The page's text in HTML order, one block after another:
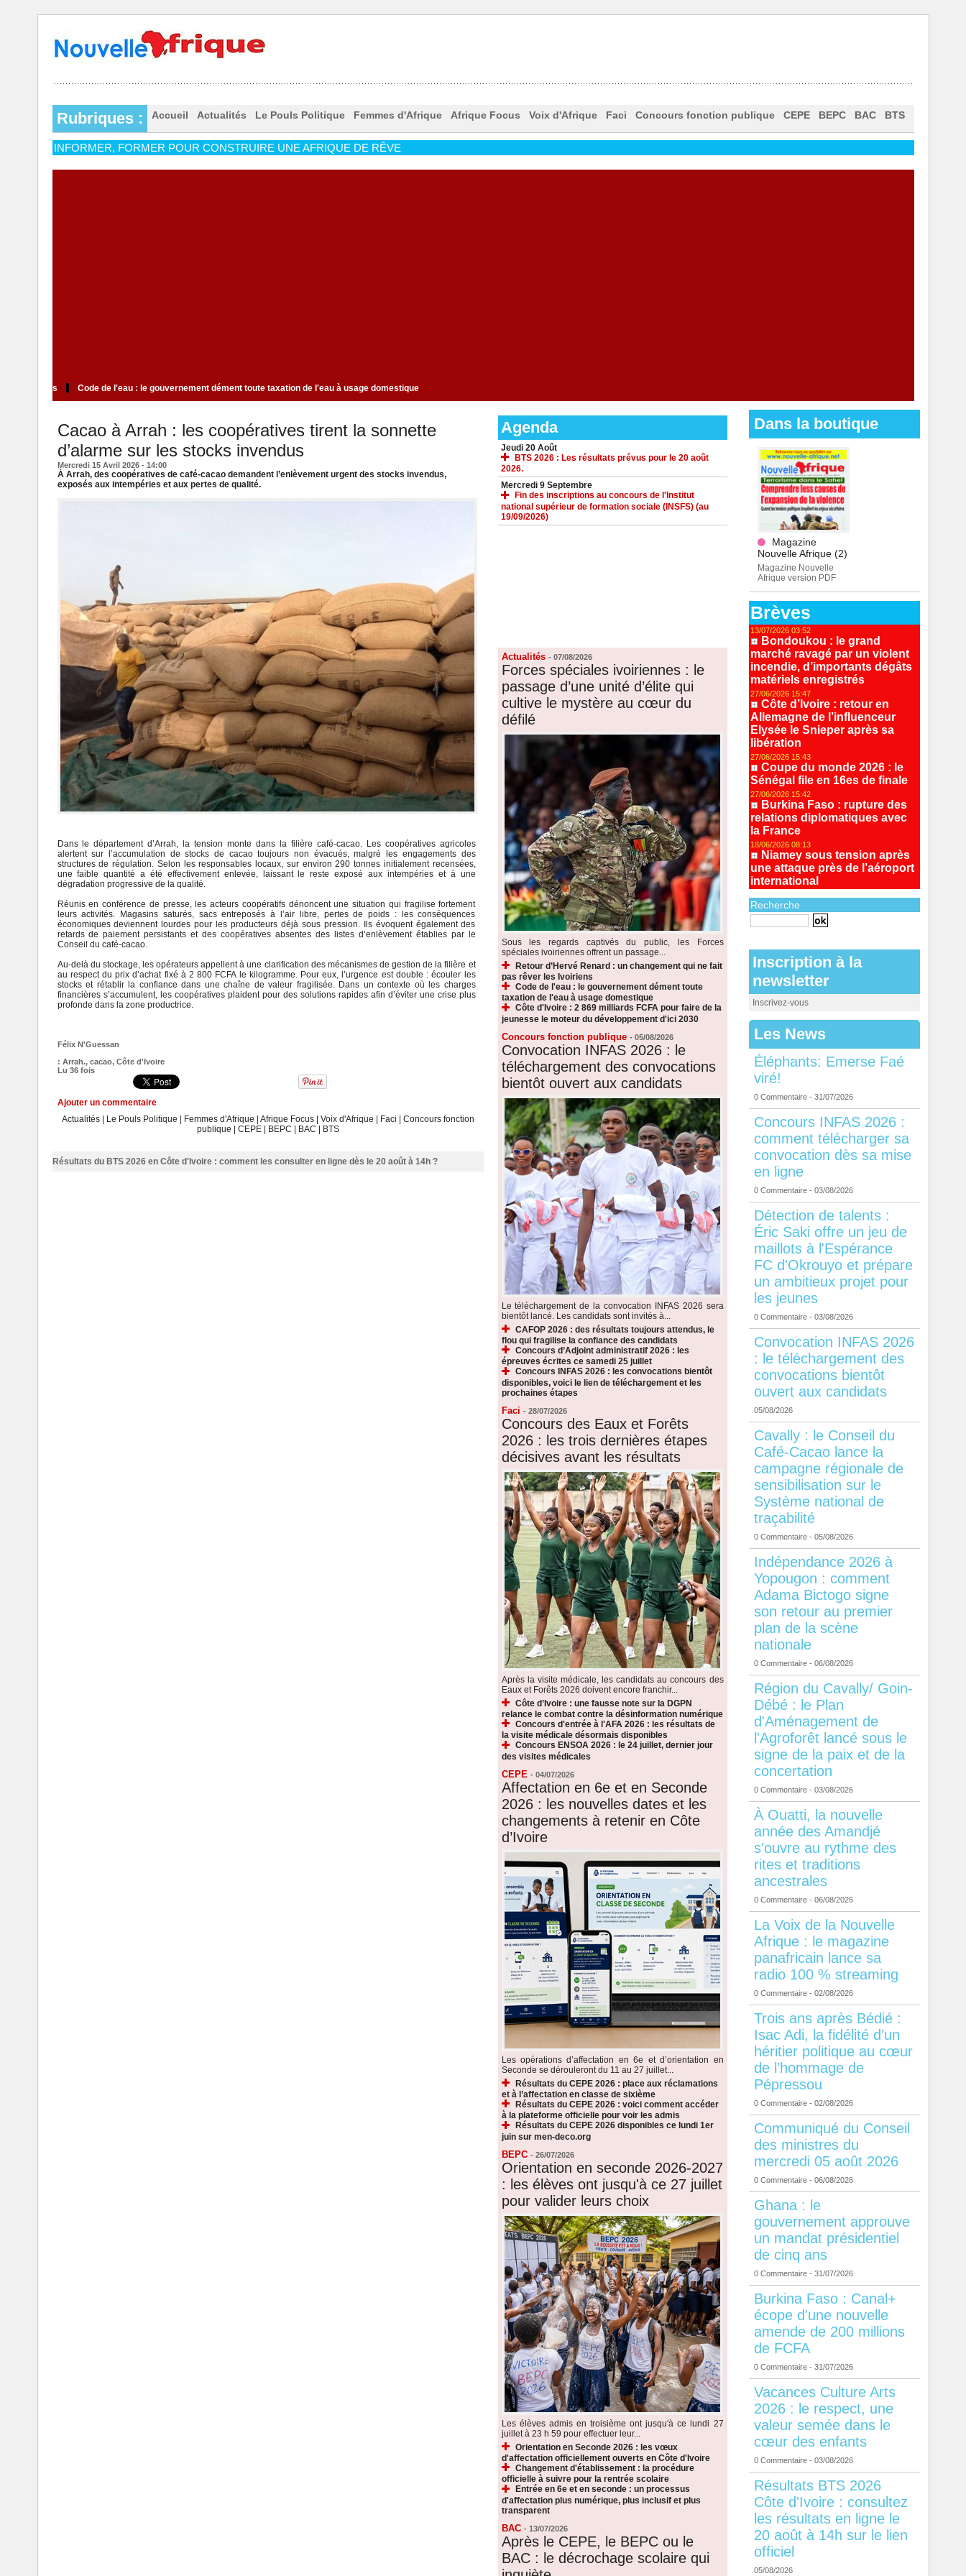
Rubriques : Accueil Actualités Le Pouls Politique Femmes d'Afrique Afrique Focus Voix d'Afrique Faci Concours fonction publique CEPE BEPC BAC BTS
INFORMER, FORMER POUR CONSTRUIRE UNE AFRIQUE DE RÊVE
qui ne fait pas rêver les Ivoiriens Code de l'eau : le gouvernement dément toute taxation de l'eau à usage domestique
Cacao à Arrah : les coopératives tirent la sonnette
d’alarme sur les stocks invendus
Mercredi 15 Avril 2026 - 14:00
À Arrah, des coopératives de café-cacao demandent l’enlèvement urgent des stocks invendus,
exposés aux intempéries et aux pertes de qualité.
Dans le département d’Arrah, la tension monte dans la filière café-cacao. Les coopératives agricoles
alertent sur l’accumulation de stocks de cacao toujours non évacués, malgré les engagements des
structures de régulation. Selon les responsables locaux, sur environ 290 tonnes initialement recensées,
une faible quantité a été effectivement enlevée, laissant le reste exposé aux intempéries et à une
dégradation progressive de la qualité.
Réunis en conférence de presse, les acteurs coopératifs dénoncent une situation qui fragilise fortement
leurs activités. Magasins saturés, sacs entreposés à l’air libre, pertes de poids : les conséquences
économiques deviennent lourdes pour les producteurs déjà sous pression. Ils évoquent également des
retards de paiement persistants et des coopératives absentes des listes d’enlèvement établies par le
Conseil du café-cacao.
Au-delà du stockage, les opérateurs appellent à une clarification des mécanismes de gestion de la filière et
au respect du prix d’achat fixé à 2 800 FCFA le kilogramme. Pour eux, l’urgence est double : écouler les
stocks et rétablir la confiance dans une chaîne de valeur fragilisée. Dans un contexte où les charges
financières s’accumulent, les coopératives plaident pour des solutions rapides afin d’éviter une crise plus
profonde dans la zone productrice.
Félix N'Guessan
: Arrah., cacao, Côte d'Ivoire
Lu 36 fois
Ajouter un commentaire
Actualités
Le Pouls Politique Femmes d'Afrique Afrique Focus Voix d'Afrique Faci
Concours fonction
publique
CEPE BEPC BAC BTS
Résultats du BTS 2026 en Côte d'Ivoire : comment les consulter en ligne dès le 20 août à 14h ?
Agenda
Jeudi 20 Août
BTS 2026 : Les résultats prévus pour le 20 août
2026.
Mercredi 9 Septembre
Fin des inscriptions au concours de l'Institut
national supérieur de formation sociale (INSFS) (au
19/09/2026)
Actualités - 07/08/2026
Forces spéciales ivoiriennes : le
passage d’une unité d’élite qui
cultive le mystère au cœur du
défilé
Sous les regards captivés du public, les Forces
spéciales ivoiriennes offrent un passage...
Retour d’Hervé Renard : un changement qui ne fait
pas rêver les Ivoiriens
Code de l'eau : le gouvernement dément toute
taxation de l'eau à usage domestique
Côte d'Ivoire : 2 869 milliards FCFA pour faire de la
jeunesse le moteur du développement d'ici 2030
Concours fonction publique - 05/08/2026
Convocation INFAS 2026 : le
téléchargement des convocations
bientôt ouvert aux candidats
Le téléchargement de la convocation INFAS 2026 sera
bientôt lancé. Les candidats sont invités à...
CAFOP 2026 : des résultats toujours attendus, le
flou qui fragilise la confiance des candidats
Concours d’Adjoint administratif 2026 : les
épreuves écrites ce samedi 25 juillet
Concours INFAS 2026 : les convocations bientôt
disponibles, voici le lien de téléchargement et les
prochaines étapes
Faci - 28/07/2026
Concours des Eaux et Forêts
2026 : les trois dernières étapes
décisives avant les résultats
Après la visite médicale, les candidats au concours des
Eaux et Forêts 2026 doivent encore franchir...
Côte d’Ivoire : une fausse note sur la DGPN
relance le combat contre la désinformation numérique
Concours d'entrée à l'AFA 2026 : les résultats de
la visite médicale désormais disponibles
Concours ENSOA 2026 : le 24 juillet, dernier jour
des visites médicales
CEPE - 04/07/2026
Affectation en 6e et en Seconde
2026 : les nouvelles dates et les
changements à retenir en Côte
d’Ivoire
Les opérations d’affectation en 6e et d’orientation en
Seconde se dérouleront du 11 au 27 juillet...
Résultats du CEPE 2026 : place aux réclamations
et à l’affectation en classe de sixième
Résultats du CEPE 2026 : voici comment accéder
à la plateforme officielle pour voir les admis
Résultats du CEPE 2026 disponibles ce lundi 1er
juin sur men-deco.org
BEPC - 26/07/2026
Orientation en seconde 2026-2027
: les élèves ont jusqu'à ce 27 juillet
pour valider leurs choix
Les élèves admis en troisième ont jusqu'à ce lundi 27
juillet à 23 h 59 pour effectuer leur...
Orientation en Seconde 2026 : les vœux
d'affectation officiellement ouverts en Côte d'Ivoire
Changement d'établissement : la procédure
officielle à suivre pour la rentrée scolaire
Entrée en 6e et en seconde : un processus
d'affectation plus numérique, plus inclusif et plus
transparent
BAC - 13/07/2026
Après le CEPE, le BEPC ou le
BAC : le décrochage scolaire qui
Dans la boutique
Magazine
Nouvelle Afrique (2)
Magazine Nouvelle
Afrique version PDF
Brèves
13/07/2026 03:52
Bondoukou : le grand
marché ravagé par un violent
incendie, d’importants dégâts
matériels enregistrés
27/06/2026 15:47
Côte d’Ivoire : retour en
Allemagne de l’influenceur
Elysée le Snieper après sa
libération
27/06/2026 15:43
Coupe du monde 2026 : le
Sénégal file en 16es de finale
27/06/2026 15:42
Burkina Faso : rupture des
relations diplomatiques avec
la France
18/06/2026 08:13
Niamey sous tension après
une attaque près de l’aéroport
international
Recherche
Inscription à la
newsletter
Inscrivez-vous
Les News
Éléphants: Emerse Faé
viré!
0 Commentaire - 31/07/2026
Concours INFAS 2026 :
comment télécharger sa
convocation dès sa mise
en ligne
0 Commentaire - 03/08/2026
Détection de talents :
Éric Saki offre un jeu de
maillots à l'Espérance
FC d'Okrouyo et prépare
un ambitieux projet pour
les jeunes
0 Commentaire - 03/08/2026
Convocation INFAS 2026
: le téléchargement des
convocations bientôt
ouvert aux candidats
05/08/2026
Cavally : le Conseil du
Café-Cacao lance la
campagne régionale de
sensibilisation sur le
Système national de
traçabilité
0 Commentaire - 05/08/2026
Indépendance 2026 à
Yopougon : comment
Adama Bictogo signe
son retour au premier
plan de la scène
nationale
0 Commentaire - 06/08/2026
Région du Cavally/ Goin-
Débé : le Plan
d'Aménagement de
l'Agroforêt lancé sous le
signe de la paix et de la
concertation
0 Commentaire - 03/08/2026
À Ouatti, la nouvelle
année des Amandjé
s'ouvre au rythme des
rites et traditions
ancestrales
0 Commentaire - 06/08/2026
La Voix de la Nouvelle
Afrique : le magazine
panafricain lance sa
radio 100 % streaming
0 Commentaire - 02/08/2026
Trois ans après Bédié :
Isac Adi, la fidélité d’un
héritier politique au cœur
de l’hommage de
Pépressou
0 Commentaire - 02/08/2026
Communiqué du Conseil
des ministres du
mercredi 05 août 2026
0 Commentaire - 06/08/2026
Ghana : le
gouvernement approuve
un mandat présidentiel
de cinq ans
0 Commentaire - 31/07/2026
Burkina Faso : Canal+
écope d'une nouvelle
amende de 200 millions
de FCFA
0 Commentaire - 31/07/2026
Vacances Culture Arts
2026 : le respect, une
valeur semée dans le
cœur des enfants
0 Commentaire - 03/08/2026
Résultats BTS 2026
Côte d'Ivoire : consultez
les résultats en ligne le
20 août à 14h sur le lien
officiel
05/08/2026